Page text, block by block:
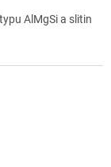
AlMgSi a slitin